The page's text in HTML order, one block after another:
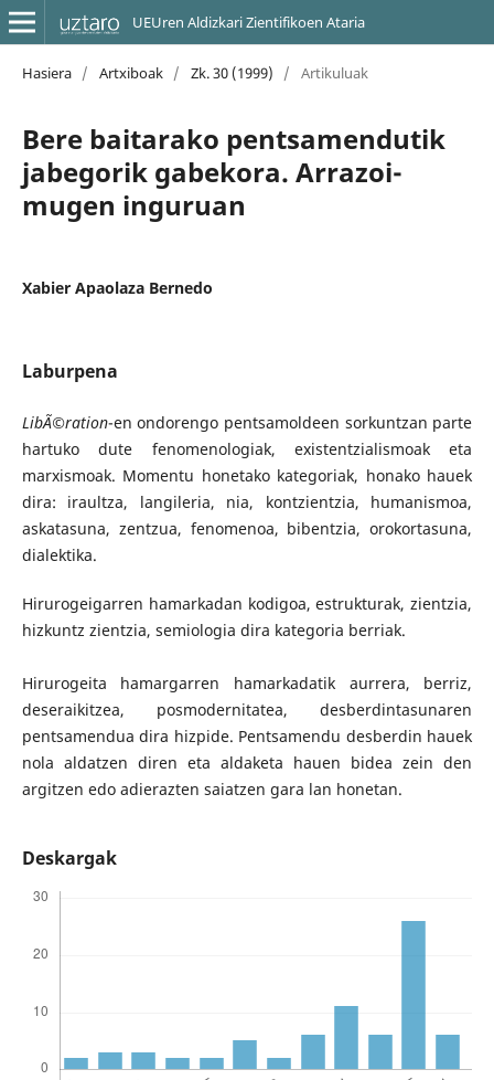
UEUren Aldizkari Zientifikoen Ataria
Hasiera / Artxiboak / Zk. 30 (1999) / Artikuluak
Bere baitarako pentsamendutik
jabegorik gabekora. Arrazoi-
mugen inguruan
Xabier Apaolaza Bernedo
Laburpena
LibÃ©ration-en ondorengo pentsamoldeen sorkuntzan parte
hartuko dute fenomenologiak, existentzialismoak eta
marxismoak. Momentu honetako kategoriak, honako hauek
dira: iraultza, langileria, nia, kontzientzia, humanismoa,
askatasuna, zentzua, fenomenoa, bibentzia, orokortasuna,
dialektika.
Hirurogeigarren hamarkadan kodigoa, estrukturak, zientzia,
hizkuntz zientzia, semiologia dira kategoria berriak.
Hirurogeita hamargarren hamarkadatik aurrera, berriz,
deseraikitzea, posmodernitatea, desberdintasunaren
pentsamendua dira hizpide. Pentsamendu desberdin hauek
nola aldatzen diren eta aldaketa hauen bidea zein den
argitzen edo adierazten saiatzen gara lan honetan.
Deskargak